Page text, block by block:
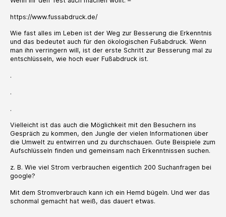
https://www.fussabdruck.de/
Wie fast alles im Leben ist der Weg zur Besserung die Erkenntnis
und das bedeutet auch für den ökologischen Fußabdruck. Wenn
man ihn verringern will, ist der erste Schritt zur Besserung mal zu
entschlüsseln, wie hoch euer Fußabdruck ist.
.
.
.
Vielleicht ist das auch die Möglichkeit mit den Besuchern ins
Gespräch zu kommen, den Jungle der vielen Informationen über
die Umwelt zu entwirren und zu durchschauen. Gute Beispiele zum
Aufschlüsseln finden und gemeinsam nach Erkenntnissen suchen.
z. B. Wie viel Strom verbrauchen eigentlich 200 Suchanfragen bei
google?
Mit dem Stromverbrauch kann ich ein Hemd bügeln. Und wer das
schonmal gemacht hat weiß, das dauert etwas.